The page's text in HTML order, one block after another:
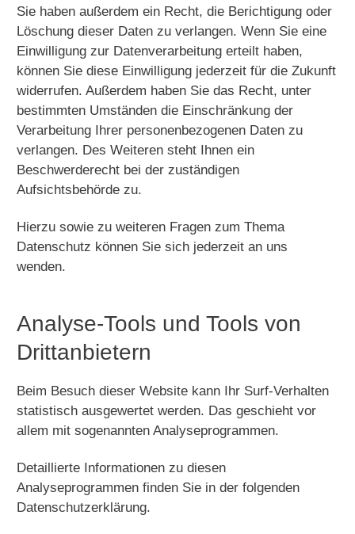
Sie haben außerdem ein Recht, die Berichtigung oder
Löschung dieser Daten zu verlangen. Wenn Sie eine
Einwilligung zur Datenverarbeitung erteilt haben,
können Sie diese Einwilligung jederzeit für die Zukunft
widerrufen. Außerdem haben Sie das Recht, unter
bestimmten Umständen die Einschränkung der
Verarbeitung Ihrer personenbezogenen Daten zu
verlangen. Des Weiteren steht Ihnen ein
Beschwerderecht bei der zuständigen
Aufsichtsbehörde zu.
Hierzu sowie zu weiteren Fragen zum Thema
Datenschutz können Sie sich jederzeit an uns
wenden.
Analyse-Tools und Tools von
Dritt­anbietern
Beim Besuch dieser Website kann Ihr Surf-Verhalten
statistisch ausgewertet werden. Das geschieht vor
allem mit sogenannten Analyseprogrammen.
Detaillierte Informationen zu diesen
Analyseprogrammen finden Sie in der folgenden
Datenschutzerklärung.